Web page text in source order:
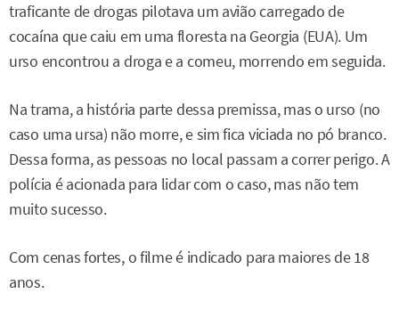
traficante de drogas pilotava um avião carregado de
cocaína que caiu em uma floresta na Georgia (EUA). Um
urso encontrou a droga e a comeu, morrendo em seguida.
Na trama, a história parte dessa premissa, mas o urso (no
caso uma ursa) não morre, e sim fica viciada no pó branco.
Dessa forma, as pessoas no local passam a correr perigo. A
polícia é acionada para lidar com o caso, mas não tem
muito sucesso.
Com cenas fortes, o filme é indicado para maiores de 18
anos.